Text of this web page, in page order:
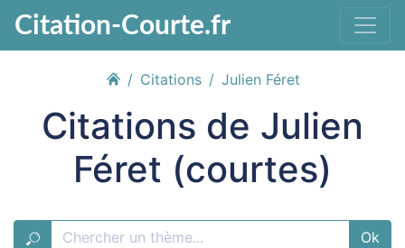
Citation-Courte.fr
Citations Julien Féret
Citations de Julien
Féret (courtes)
Ok